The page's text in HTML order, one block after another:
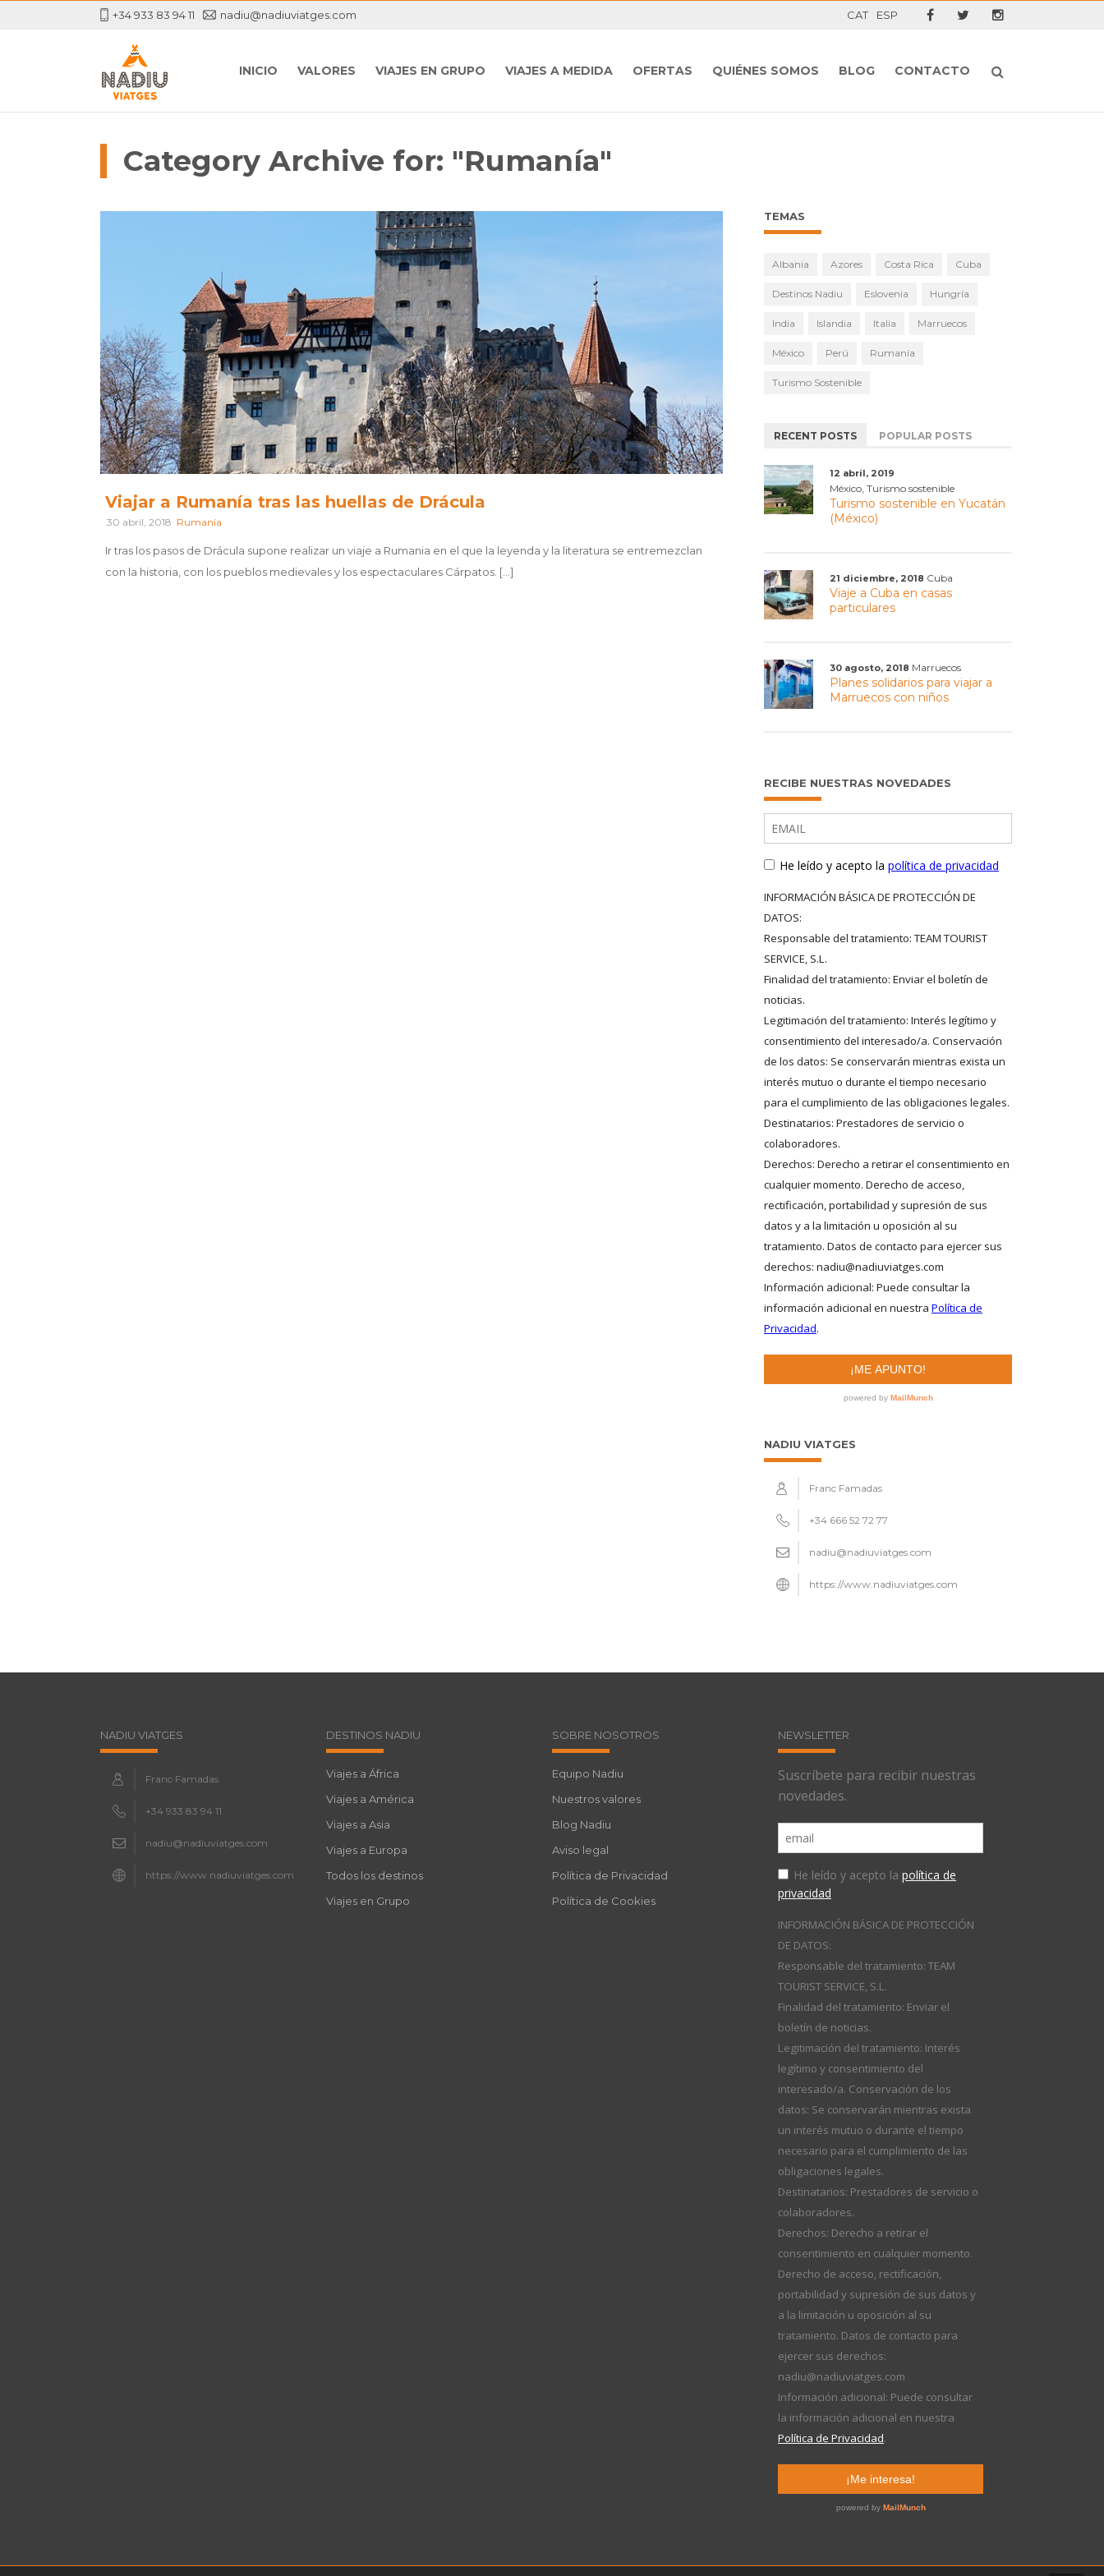
+34 933 83 94 11 nadiu@nadiuviatges.com CAT ESP
INICIO VALORES VIAJES EN GRUPO VIAJES A MEDIDA OFERTAS QUIÉNES SOMOS BLOG CONTACTO
Category Archive for: "Rumanía"
Viajar a Rumanía tras las huellas de Drácula
30 abril, 2018 Rumanía
Ir tras los pasos de Drácula supone realizar un viaje a Rumania en el que la leyenda y la literatura se entremezclan
con la historia, con los pueblos medievales y los espectaculares Cárpatos. [...]
TEMAS
Albania Azores Costa Rica Cuba
Destinos Nadiu Eslovenia Hungría
India Islandia Italia Marruecos
México Perú Rumanía
Turismo Sostenible
RECENT POSTS POPULAR POSTS
12 abril, 2019
México Turismo sostenible
Turismo sostenible en Yucatán
(México)
21 diciembre, 2018 Cuba
Viaje a Cuba en casas
particulares
30 agosto, 2018 Marruecos
Planes solidarios para viajar a
Marruecos con niños
RECIBE NUESTRAS NOVEDADES
NADIU VIATGES
Franc Famadas
+34 666 52 72 77
nadiu@nadiuviatges.com
https://www.nadiuviatges.com
NADIU VIATGES
Franc Famadas
+34 933 83 94 11
nadiu@nadiuviatges.com
https://www.nadiuviatges.com
DESTINOS NADIU
Viajes a África
Viajes a América
Viajes a Asia
Viajes a Europa
Todos los destinos
Viajes en Grupo
SOBRE NOSOTROS
Equipo Nadiu
Nuestros valores
Blog Nadiu
Aviso legal
Política de Privacidad
Política de Cookies
NEWSLETTER